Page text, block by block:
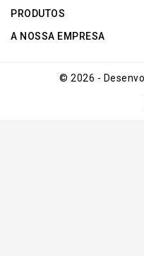
PRODUTOS
A NOSSA EMPRESA
© 2026 -